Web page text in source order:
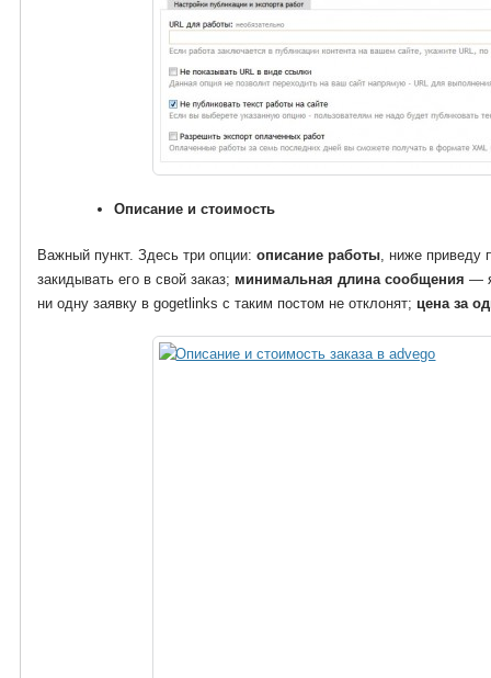
Описание и стоимость
Важный пункт. Здесь три опции: описание работы, ниже приведу
закидывать его в свой заказ; минимальная длина сообщения —
ни одну заявку в gogetlinks с таким постом не отклонят; цена за